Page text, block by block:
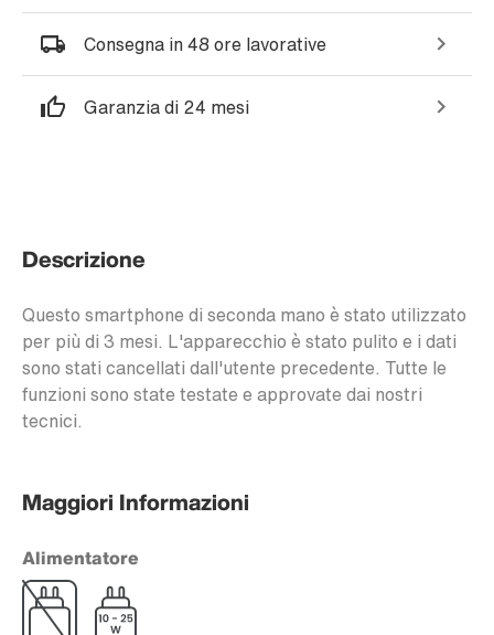
Consegna in 48 ore lavorative
Garanzia di 24 mesi
Descrizione
Questo smartphone di seconda mano è stato utilizzato
per più di 3 mesi. L'apparecchio è stato pulito e i dati
sono stati cancellati dall'utente precedente. Tutte le
funzioni sono state testate e approvate dai nostri
tecnici.
Maggiori Informazioni
Alimentatore